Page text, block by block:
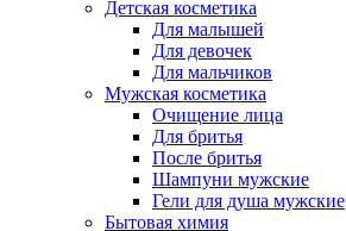
Детская косметика
Для малышей
Для девочек
Для мальчиков
Мужская косметика
Очищение лица
Для бритья
После бритья
Шампуни мужские
Гели для душа мужские
Бытовая химия